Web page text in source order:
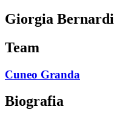
Giorgia Bernardi
Team
Cuneo Granda
Biografia